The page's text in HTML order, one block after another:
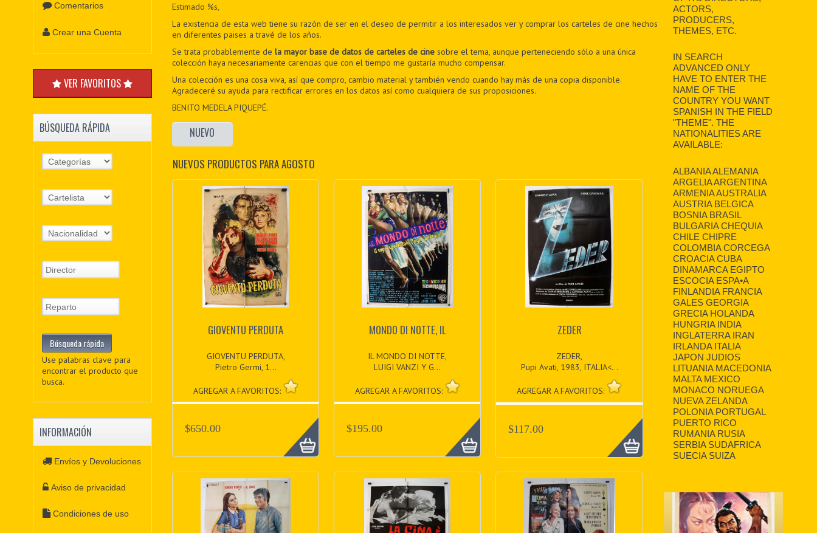
Estimado %s,
La existencia de esta web tiene su razón de ser en el deseo de permitir a los interesados ver y comprar los carteles de cine hechos
en diferentes paises a travé de los años.
Se trata probablemente de la mayor base de datos de carteles de cinesobre el tema, aunque perteneciendo sólo a una única
colección haya necesariamente carencias que con el tiempo me gustaría mucho compensar.
Una colección es una cosa viva, así que compro, cambio material y también vendo cuando hay más de una copia disponible.
Agradeceré su ayuda para rectificar errores en los datos así como cualquiera de sus proposiciones.
BENITO MEDELA PIQUEPÉ.
NUEVO
NUEVOS PRODUCTOS PARA AGOSTO
GIOVENTU PERDUTA
GIOVENTU PERDUTA,
Pietro Germi, 1...
AGREGAR A FAVORITOS:
$650.00
MONDO DI NOTTE, IL
IL MONDO DI NOTTE,
LUIGI VANZI Y G...
AGREGAR A FAVORITOS:
$195.00
ZEDER
ZEDER,
Pupi Avati, 1983, ITALIA<...
AGREGAR A FAVORITOS:
$117.00
Comentarios
Crear una Cuenta
VER FAVORITOS
BÚSQUEDA RÁPIDA
Use palabras clave para
encontrar el producto que
busca.
INFORMACIÓN
Envíos y Devoluciones
Aviso de privacidad
Condiciones de uso
ACTORS,
PRODUCERS,
THEMES, ETC.
IN SEARCH
ADVANCED ONLY
HAVE TO ENTER THE
NAME OF THE
COUNTRY YOU WANT
SPANISH IN THE FIELD
"THEME". THE
NATIONALITIES ARE
AVAILABLE:
ALBANIA ALEMANIA
ARGELIA ARGENTINA
ARMENIA AUSTRALIA
AUSTRIA BELGICA
BOSNIA BRASIL
BULGARIA CHEQUIA
CHILE CHIPRE
COLOMBIA CORCEGA
CROACIA CUBA
DINAMARCA EGIPTO
ESCOCIA ESPA•A
FINLANDIA FRANCIA
GALES GEORGIA
GRECIA HOLANDA
HUNGRIA INDIA
INGLATERRA IRAN
IRLANDA ITALIA
JAPON JUDIOS
LITUANIA MACEDONIA
MALTA MEXICO
MONACO NORUEGA
NUEVA ZELANDA
POLONIA PORTUGAL
PUERTO RICO
RUMANIA RUSIA
SERBIA SUDAFRICA
SUECIA SUIZA